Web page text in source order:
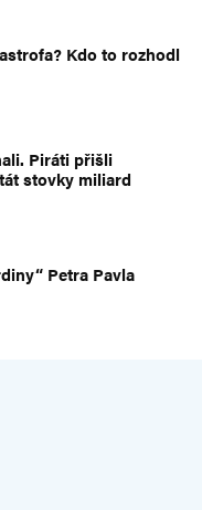
Kdo to rozhodl
Piráti přišli
stovky miliard
Petra Pavla